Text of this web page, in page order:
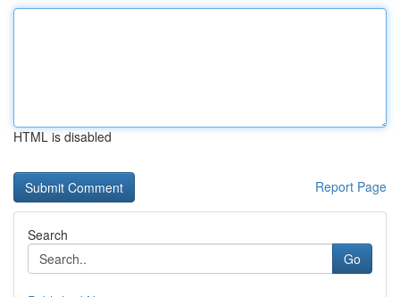
HTML is disabled
Report Page
Search
Go